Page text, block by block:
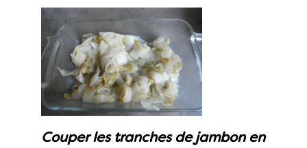
Couper les tranches de jambon en